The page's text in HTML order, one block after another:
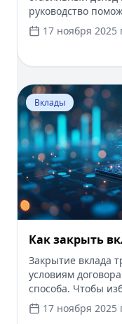
руководство
современных
Начните с
справок и
минут, первый
Создайте свой
портфель уже
17 ноября 2025
Перейти к статье:
Вклады
Как закрыть
Закрытие вклада
условиям
способа. Чтобы
сроки, размер
цифровые
17 ноября 2025